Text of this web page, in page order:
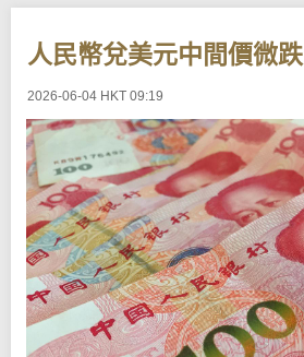
c
人民幣兌美元中間價微跌
2026-06-04 HKT 09:19